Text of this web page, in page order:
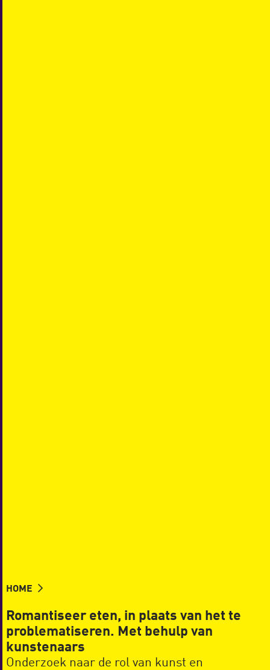
HOME
Romantiseer eten, in plaats van het te
problematiseren. Met behulp van
kunstenaars
Onderzoek naar de rol van kunst en